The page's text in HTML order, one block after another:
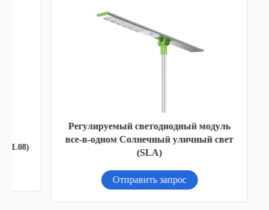
Регулируемый светодиодный модуль
все-в-одном Солнечный уличный свет
(SLA)
Отправить запрос